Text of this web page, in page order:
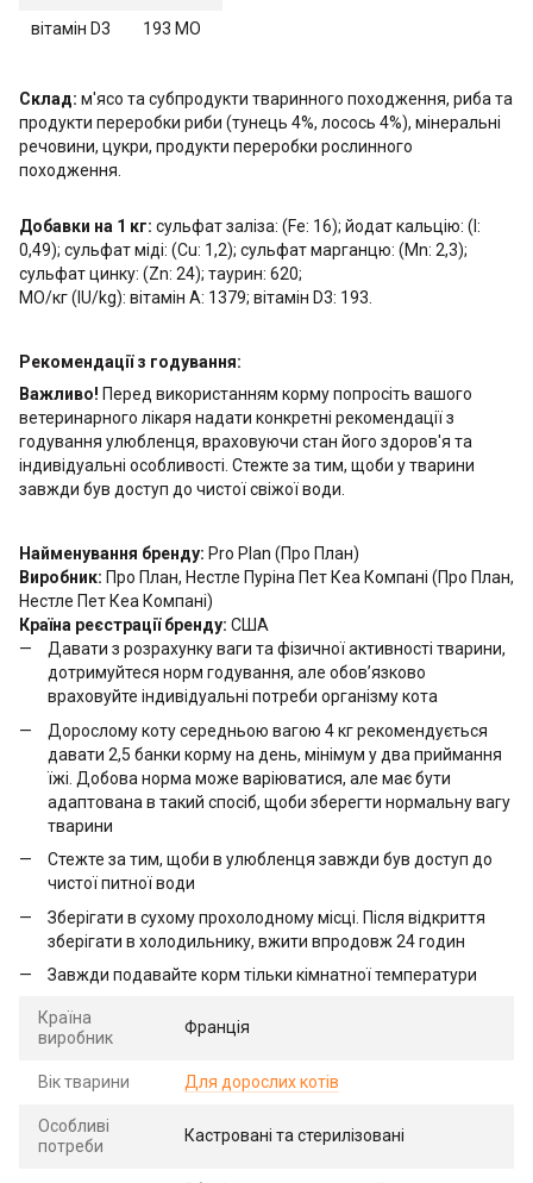
вітамін D3
193 МО
Склад: м'ясо та субпродукти тваринного походження, риба та
продукти переробки риби (тунець 4%, лосось 4%), мінеральні
речовини, цукри, продукти переробки рослинного
походження.
Добавки на 1 кг: сульфат заліза: (Fe: 16); йодат кальцію: (I:
0,49); сульфат міді: (Cu: 1,2); сульфат марганцю: (Mn: 2,3);
сульфат цинку: (Zn: 24); таурин: 620;
МО/кг (IU/kg): вітамін А: 1379; вітамін D3: 193.
Рекомендації з годування:
Важливо! Перед використанням корму попросіть вашого
ветеринарного лікаря надати конкретні рекомендації з
годування улюбленця, враховуючи стан його здоров'я та
індивідуальні особливості. Стежте за тим, щоби у тварини
завжди був доступ до чистої свіжої води.
Найменування бренду: Pro Plan (Про План)
Виробник: Про План, Нестле Пуріна Пет Кеа Компані (Про План,
Нестле Пет Кеа Компані)
Країна реєстрації бренду: США
Давати з розрахунку ваги та фізичної активності тварини,
дотримуйтеся норм годування, але обов’язково
враховуйте індивідуальні потреби організму кота
Дорослому коту середньою вагою 4 кг рекомендується
давати 2,5 банки корму на день, мінімум у два приймання
їжі. Добова норма може варіюватися, але має бути
адаптована в такий спосіб, щоби зберегти нормальну вагу
тварини
Стежте за тим, щоби в улюбленця завжди був доступ до
чистої питної води
Зберігати в сухому прохолодному місці. Після відкриття
зберігати в холодильнику, вжити впродовж 24 годин
Завжди подавайте корм тільки кімнатної температури
Країна
виробник
Франція
Вік тварини Для дорослих котів
Особливі
потреби
Кастровані та стерилізовані